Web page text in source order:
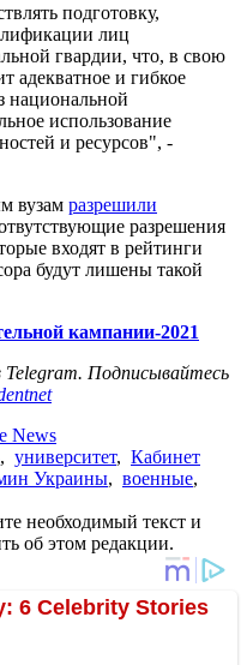
подготовку,
лиц
гвардии, что, в свою
адекватное и гибкое
национальной
использование
и ресурсов", -
вузам разрешили
разрешения
входят в рейтинги
будут лишены такой
кампании-2021
Telegram. Подписывайтесь
News
, университет, Кабинет
Украины, военные,
необходимый текст и
об этом редакции.